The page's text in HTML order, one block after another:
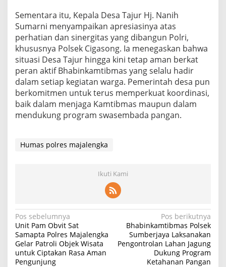
Sementara itu, Kepala Desa Tajur Hj. Nanih
Sumarni menyampaikan apresiasinya atas
perhatian dan sinergitas yang dibangun Polri,
khususnya Polsek Cigasong. Ia menegaskan bahwa
situasi Desa Tajur hingga kini tetap aman berkat
peran aktif Bhabinkamtibmas yang selalu hadir
dalam setiap kegiatan warga. Pemerintah desa pun
berkomitmen untuk terus memperkuat koordinasi,
baik dalam menjaga Kamtibmas maupun dalam
mendukung program swasembada pangan.
Humas polres majalengka
Ikuti Kami
Navigasi
pos
Pos sebelumnya
Unit Pam Obvit Sat
Samapta Polres Majalengka
Gelar Patroli Objek Wisata
untuk Ciptakan Rasa Aman
Pengunjung
Pos berikutnya
Bhabinkamtibmas Polsek
Sumberjaya Laksanakan
Pengontrolan Lahan Jagung
Dukung Program
Ketahanan Pangan